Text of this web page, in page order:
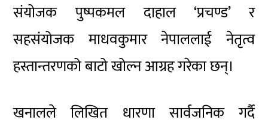
संयोजक पुष्पकमल दाहाल ‘प्रचण्ड’ र
सहसंयोजक माधवकुमार नेपाललाई नेतृत्व
हस्तान्तरणको बाटो खोल्न आग्रह गरेका छन्।
खनालले लिखित धारणा सार्वजनिक गर्दै